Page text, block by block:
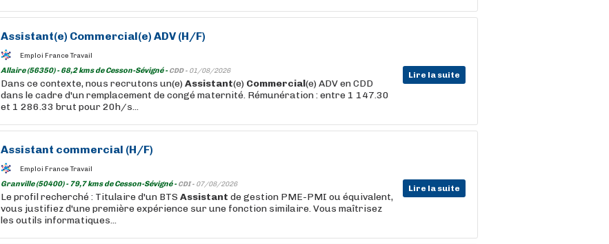
Assistant(e) Commercial(e) ADV (H/F)
Emploi France Travail
Allaire (56350) - 68,2 kms de Cesson-Sévigné -CDD - 01/08/2026 Lire la suite
Dans ce contexte, nous recrutons un(e) Assistant(e) Commercial(e) ADV en CDD
dans le cadre d'un remplacement de congé maternité. Rémunération : entre 1 147.30
et 1 286.33 brut pour 20h/s...
Assistant commercial (H/F)
Emploi France Travail
Granville (50400) - 79,7 kms de Cesson-Sévigné -CDI - 07/08/2026 Lire la suite
Le profil recherché : Titulaire d'un BTS Assistant de gestion PME-PMI ou équivalent,
vous justifiez d'une première expérience sur une fonction similaire. Vous maîtrisez
les outils informatiques...